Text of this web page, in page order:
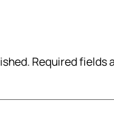
Required fields